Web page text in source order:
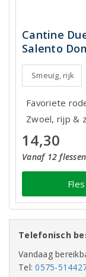
Cantine
Salento
Smeuïg, rijk
Favoriete
Zwoel, rijp &
14,30
Vanaf 12
Fles
Telefonisch
Vandaag
Tel:0575-